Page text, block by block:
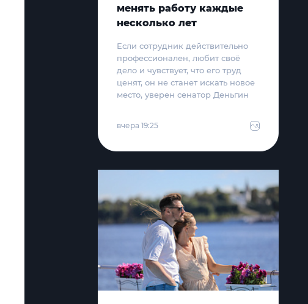
менять работу каждые
несколько лет
Если сотрудник действительно
профессионален, любит своё
дело и чувствует, что его труд
ценят, он не станет искать новое
место, уверен сенатор Деньгин
вчера 19:25